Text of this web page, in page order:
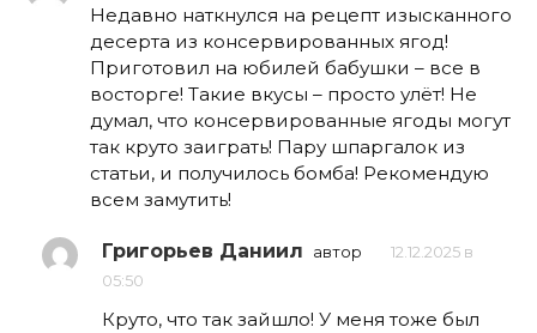
Недавно наткнулся на рецепт изысканного
десерта из консервированных ягод!
Приготовил на юбилей бабушки – все в
восторге! Такие вкусы – просто улёт! Не
думал, что консервированные ягоды могут
так круто заиграть! Пару шпаргалок из
статьи, и получилось бомба! Рекомендую
всем замутить!
Григорьев Даниил автор
12.12.2025 в
05:50
Круто, что так зайшло! У меня тоже был